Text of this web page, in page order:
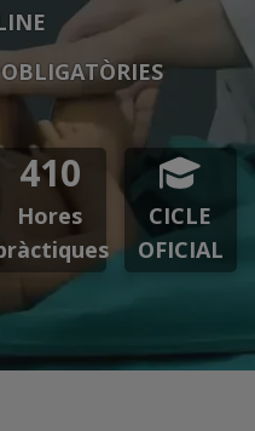
410
Hores
CICLE
OFICIAL